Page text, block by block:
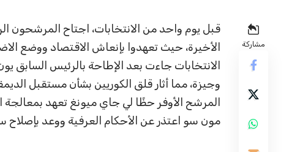
مشاركة
قبل يوم واحد من الانتخابات، اجتاح المرشحون
الأخيرة، حيث تعهدوا بإنعاش الاقتصاد ووضع
الانتخابات جاءت بعد الإطاحة بالرئيس السابق
وجيزة، مما أثار قلق الكوريين بشأن مستقبل
المرشح الأوفر حظًا لي جاي ميونغ تعهد بمعالجة
مون سو اعتذر عن الأحكام العرفية ووعد